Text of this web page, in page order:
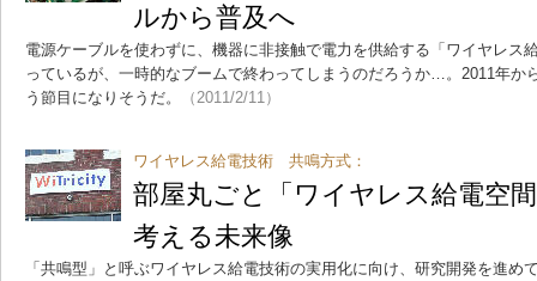
ルから普及へ
電源ケーブルを使わずに、機器に非接触で電力を供給する「ワイヤレス
っているが、一時的なブームで終わってしまうのだろうか…。2011年か
う節目になりそうだ。
（2011/2/11）
ワイヤレス給電技術 共鳴方式：
部屋丸ごと「ワイヤレス給電空
考える未来像
「共鳴型」と呼ぶワイヤレス給電技術の実用化に向け、研究開発を進め